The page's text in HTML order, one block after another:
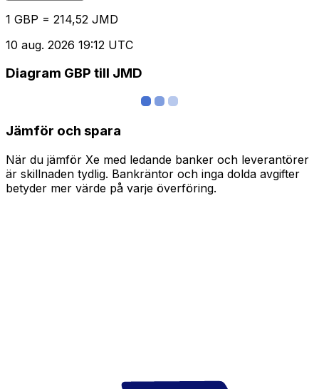
1 GBP = 214,52 JMD
10 aug. 2026 19:12 UTC
Diagram GBP till JMD
Jämför och spara
När du jämför Xe med ledande banker och leverantörer
är skillnaden tydlig. Bankräntor och inga dolda avgifter
betyder mer värde på varje överföring.